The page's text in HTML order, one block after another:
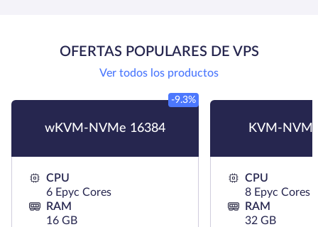
OFERTAS POPULARES DE VPS
Ver todos los productos
wKVM-NVMe 16384
-9.3%
CPU
6 Epyc Cores
RAM
16 GB
KVM-
CPU
8 Epyc Cores
RAM
32 GB